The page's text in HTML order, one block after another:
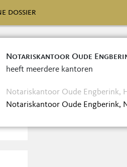
dossier
Notariskantoor Oude
heeft meerdere kantoren
Notariskantoor Oude Engberink,
Notariskantoor Oude Engberink,